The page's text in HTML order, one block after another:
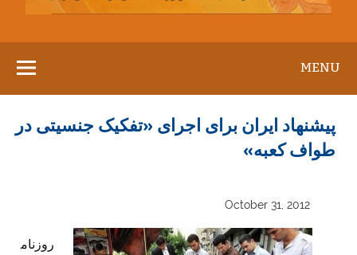
MENU
پیشنهاد ایران برای اجرای «تفکیک جنسیتی در
طواف کعبه»
October 31, 2012
روزنام